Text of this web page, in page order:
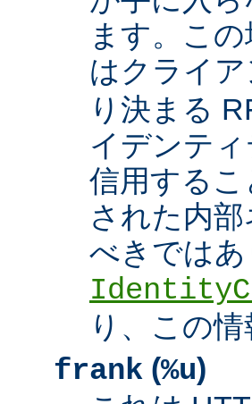
ます。こ
はクライ
り決まる
イデンテ
信用する
された内
べきでは
り、この
frank (%u)